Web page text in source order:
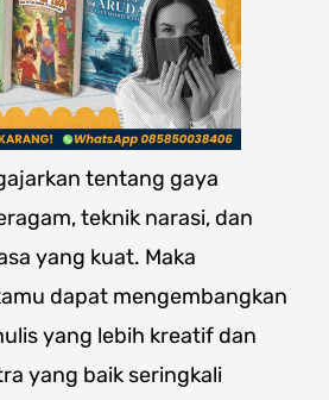
tentang gaya
teknik narasi, dan
yang kuat. Maka
dapat mengembangkan
yang lebih kreatif dan
yang baik seringkali